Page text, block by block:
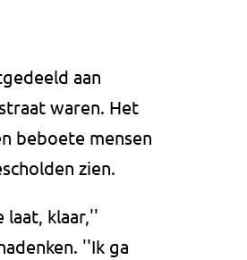
aan
waren. Het
beboete mensen
zien.
laat, klaar,''
''Ik ga